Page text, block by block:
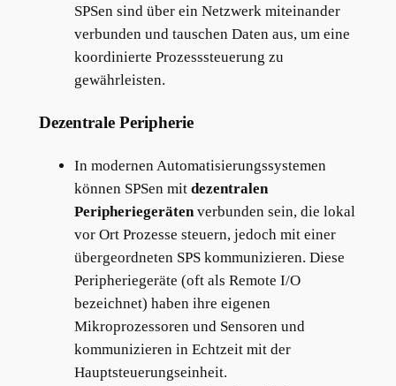
SPSen sind über ein Netzwerk miteinander
verbunden und tauschen Daten aus, um eine
koordinierte Prozesssteuerung zu
gewährleisten.
Dezentrale Peripherie
In modernen Automatisierungssystemen
können SPSen mit dezentralen
Peripheriegerätenverbunden sein, die lokal
vor Ort Prozesse steuern, jedoch mit einer
übergeordneten SPS kommunizieren. Diese
Peripheriegeräte (oft als Remote I/O
bezeichnet) haben ihre eigenen
Mikroprozessoren und Sensoren und
kommunizieren in Echtzeit mit der
Hauptsteuerungseinheit.